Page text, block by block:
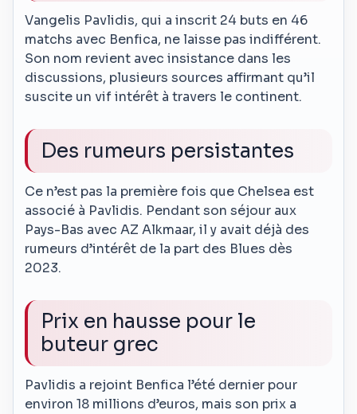
Vangelis Pavlidis, qui a inscrit 24 buts en 46
matchs avec Benfica, ne laisse pas indifférent.
Son nom revient avec insistance dans les
discussions, plusieurs sources affirmant qu’il
suscite un vif intérêt à travers le continent.
Des rumeurs persistantes
Ce n’est pas la première fois que Chelsea est
associé à Pavlidis. Pendant son séjour aux
Pays-Bas avec AZ Alkmaar, il y avait déjà des
rumeurs d’intérêt de la part des Blues dès
2023.
Prix en hausse pour le
buteur grec
Pavlidis a rejoint Benfica l’été dernier pour
environ 18 millions d’euros, mais son prix a